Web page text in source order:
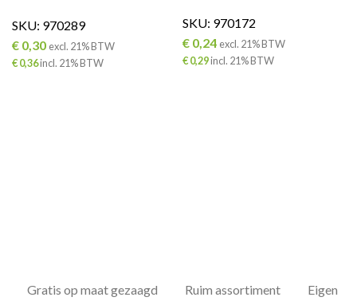
SKU: 970289
€ 0,30 excl. 21% BTW
€0,36incl. 21% BTW
SKU: 970172
€ 0,24 excl. 21% BTW
€0,29incl. 21% BTW
Gratis op maat gezaagd Ruim assortiment
Eigen